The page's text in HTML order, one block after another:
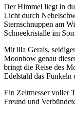
Der Himmel liegt in
Licht durch
Sternschnuppen am
Schneekristalle im
Mit lila Gerais,
Moonbow genau
bringt die Reise des
Edelstahl das Funkeln
Ein Zeitmesser voller
Freund und